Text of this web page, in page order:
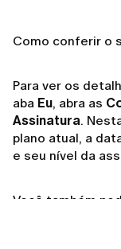
Como conferir o
Para ver os
aba Eu, abra as
Assinatura.
plano atual, a
e seu nível da
Você também